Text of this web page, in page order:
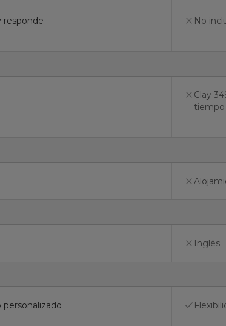
responde No
Clay
tiempo
Inglés